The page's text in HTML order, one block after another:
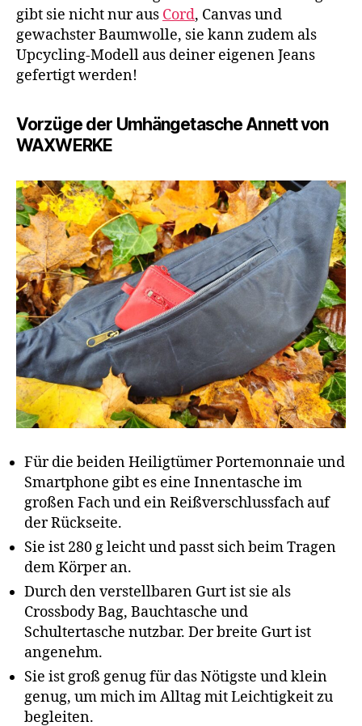
gibt sie nicht nur aus Cord, Canvas und
gewachster Baumwolle, sie kann zudem als
Upcycling-Modell aus deiner eigenen Jeans
gefertigt werden!
Vorzüge der Umhängetasche Annett von
WAXWERKE
Für die beiden Heiligtümer Portemonnaie und
Smartphone gibt es eine Innentasche im
großen Fach und ein Reißverschlussfach auf
der Rückseite.
Sie ist 280 g leicht und passt sich beim Tragen
dem Körper an.
Durch den verstellbaren Gurt ist sie als
Crossbody Bag, Bauchtasche und
Schultertasche nutzbar. Der breite Gurt ist
angenehm.
Sie ist groß genug für das Nötigste und klein
genug, um mich im Alltag mit Leichtigkeit zu
begleiten.